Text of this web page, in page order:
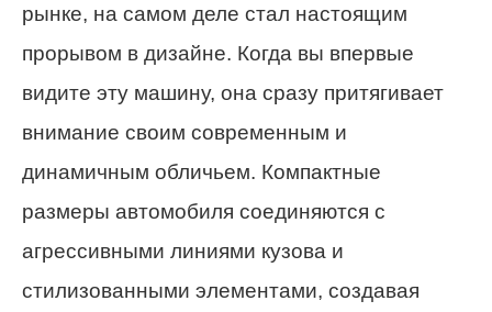
рынке, на самом деле стал настоящим
прорывом в дизайне. Когда вы впервые
видите эту машину, она сразу притягивает
внимание своим современным и
динамичным обличьем. Компактные
размеры автомобиля соединяются с
агрессивными линиями кузова и
стилизованными элементами, создавая